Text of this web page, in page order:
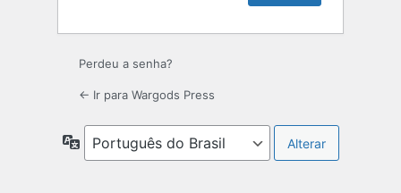
Perdeu a senha?
← Ir para Wargods Press
Idioma